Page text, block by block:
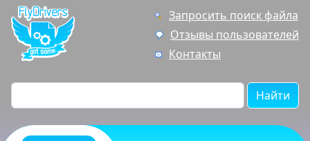
Запросить поиск файла
Отзывы пользователей
Контакты
Найти